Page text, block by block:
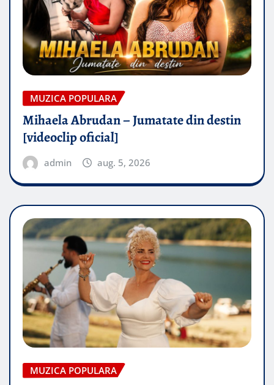
MUZICA POPULARA
Mihaela Abrudan – Jumatate din destin
[videoclip oficial]
admin aug. 5, 2026
MUZICA POPULARA